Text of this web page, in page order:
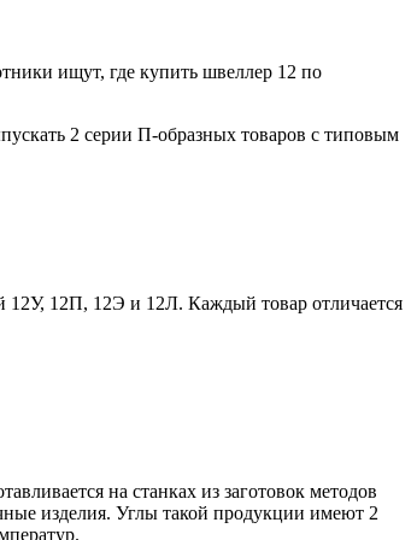
ищут, где купить швеллер 12 по
2 серии П-образных товаров с типовым
12У, 12П, 12Э и 12Л. Каждый товар отличается
на станках из заготовок методов
изделия. Углы такой продукции имеют 2